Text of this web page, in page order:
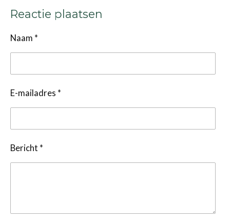
Reactie plaatsen
Naam *
E-mailadres *
Bericht *